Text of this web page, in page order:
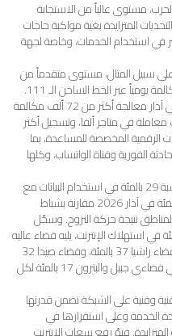
مستوى عالياً من الاستجابة
المتزايدة بغية مواكبة حاجات
في استخدام الخدمات، وخاصة لجهة
سبيل المثال، مستوى متقدماً من
الجهوزية، حيث يتم التعامل مع نحو 3000 مكالمة يومياً عبر الخط الساخن الـ 111.
وفي إطار الالتزام بتقديم الدعم اللازم، تمت في آذار معالجة أكثر من 72 ألف مكالمة
إضافة إلى اتمام أكثر من 80 ألف معاملة في متاجر ألفا، وتسجيل أكثر
الرقمية المخصصة للمساعدة، بما
الفورية وقناة الواتساب، وكلها
تقنيّاً، شهدت الشبكة ارتفاعاً سنوياً اجمالياً بنسبة 29 بالمئة في استخدام البيانات مع
نهاية آذار 2026، وارتفاعاً شهرياً بنسبة 12 بالمئة في آذار 2026 مقارنة بشباط
نتيجة حركة النزوح. وسجّل
الإرتفاع الأكبر بنسبة 101 بالمئة في استهلاك الإنترنت، يليه قضاء عاليه
بنسبة 78 بالمئة، ثم قضاء جزين 72 بالمئة، وقضاء راشيا 37 بالمئة، وقضاء صيدا 32
بالمئة، وبيروت 21 بالمئة، فيما بلغت الزيادة في قضاءي جبيل والبترون 17 بالمئة لكل
وفنية على الشبكة تضمن قدرتها
الخدمة وعلى استقرارها في